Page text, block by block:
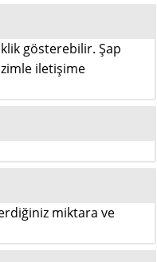
gösterebilir. Şap
iletişime
miktara ve